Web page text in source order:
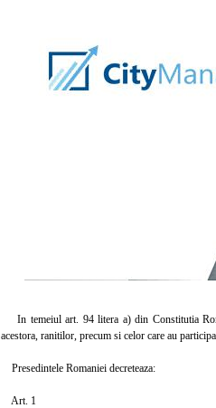
In temeiul art. 94 litera a) din Constitutia
acestora, ranitilor, precum si celor care au
Presedintele Romaniei decreteaza:
Art. 1